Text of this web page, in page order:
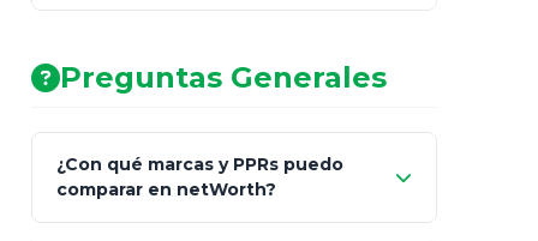
AA (Muy Fuerte)
Preguntas Generales
¿Con qué marcas y PPRs puedo
comparar en netWorth?